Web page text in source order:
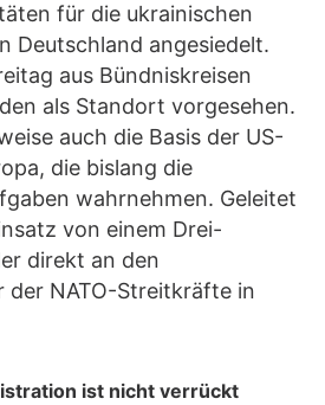
für die ukrainischen
Deutschland angesiedelt.
aus Bündniskreisen
als Standort vorgesehen.
auch die Basis der US-
die bislang die
wahrnehmen. Geleitet
von einem Drei-
direkt an den
der NATO-Streitkräfte in
ist nicht verrückt